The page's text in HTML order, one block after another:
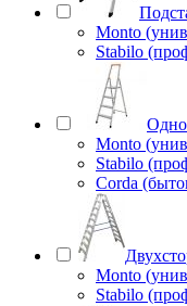
Monto
Stabilo
Monto
Stabilo
Corda
Monto
Stabilo